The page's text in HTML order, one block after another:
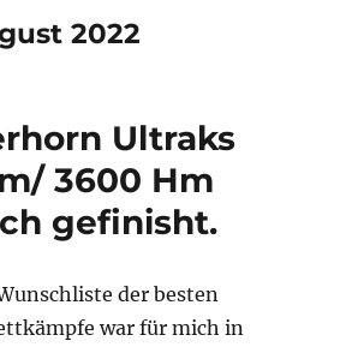
2022
Ultraks
3600 Hm
gefinisht.
der besten
war für mich in